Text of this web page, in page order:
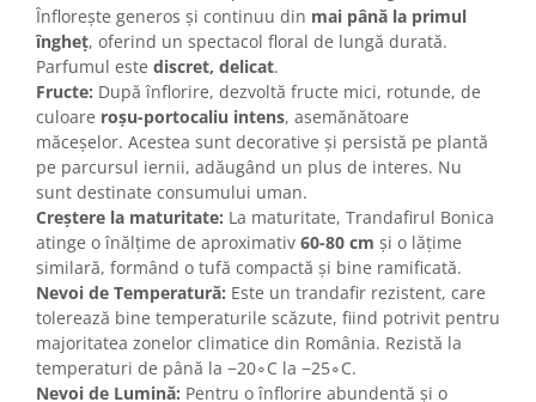
Înflorește generos și continuu din mai până la primul
îngheț, oferind un spectacol floral de lungă durată.
Parfumul este discret, delicat.
Fructe: După înflorire, dezvoltă fructe mici, rotunde, de
culoare roșu-portocaliu intens, asemănătoare
măceșelor. Acestea sunt decorative și persistă pe plantă
pe parcursul iernii, adăugând un plus de interes. Nu
sunt destinate consumului uman.
Creștere la maturitate: La maturitate, Trandafirul Bonica
atinge o înălțime de aproximativ 60-80 cm și o lățime
similară, formând o tufă compactă și bine ramificată.
Nevoi de Temperatură: Este un trandafir rezistent, care
tolerează bine temperaturile scăzute, fiind potrivit pentru
majoritatea zonelor climatice din România. Rezistă la
temperaturi de până la −20∘C la −25∘C.
Nevoi de Lumină: Pentru o înflorire abundentă și o